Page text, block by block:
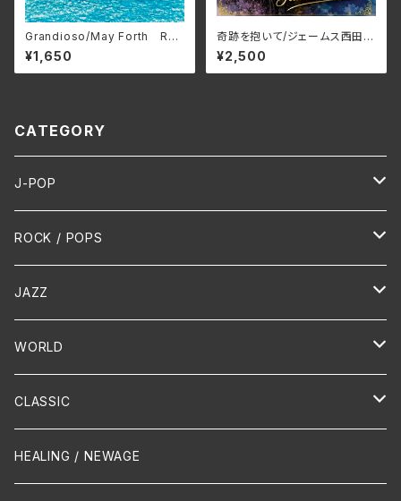
Grandioso/May Forth RC
TR-1131(仕様:CD)
¥1,650
奇跡を抱いて/ジェームス西田
JMG-37(仕様:CD)
¥2,500
CATEGORY
J-POP
HR/HM
演歌 / 歌謡曲
PUNK/HARDCORE
Hip-Hop/Dancehall Reggae
ROCK / POPS
Oldies
HR/HM
JAZZ
Vocal
Piano
Crossover / Fusion
WORLD
HAWAIIAN
Chanson
CLASSIC
Piano
HEALING / NEWAGE